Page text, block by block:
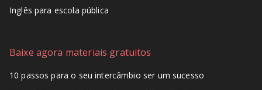
Inglês para escola pública
Baixe agora materiais gratuitos
10 passos para o seu intercâmbio ser um sucesso